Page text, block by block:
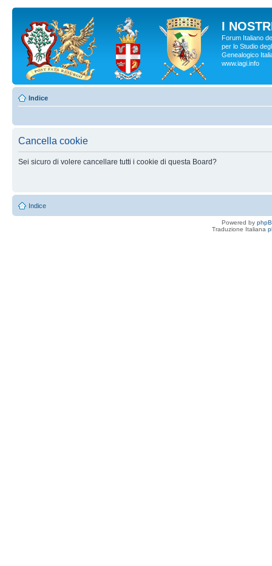
I
Forum Italiano
per lo Studio
Genealogico
www.iagi.info
Indice
Cancella cookie
Sei sicuro di volere cancellare tutti i cookie di questa Board?
Indice
Powered by
Traduzione Italiana